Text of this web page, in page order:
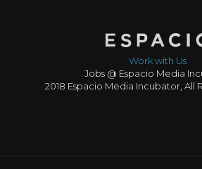
Work with Us
Jobs @ Espacio Media
2018 Espacio Media Incubator, All